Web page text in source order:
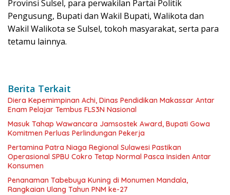
Provinsi Sulsel, para perwakilan Partai Politik
Pengusung, Bupati dan Wakil Bupati, Walikota dan
Wakil Walikota se Sulsel, tokoh masyarakat, serta para
tetamu lainnya.
Berita Terkait
Diera Kepemimpinan Achi, Dinas Pendidikan Makassar Antar
Enam Pelajar Tembus FLS3N Nasional
Masuk Tahap Wawancara Jamsostek Award, Bupati Gowa
Komitmen Perluas Perlindungan Pekerja
Pertamina Patra Niaga Regional Sulawesi Pastikan
Operasional SPBU Cokro Tetap Normal Pasca Insiden Antar
Konsumen
Penanaman Tabebuya Kuning di Monumen Mandala,
Rangkaian Ulang Tahun PNM ke-27